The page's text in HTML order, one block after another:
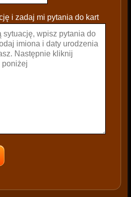
i zadaj mi pytania do kart